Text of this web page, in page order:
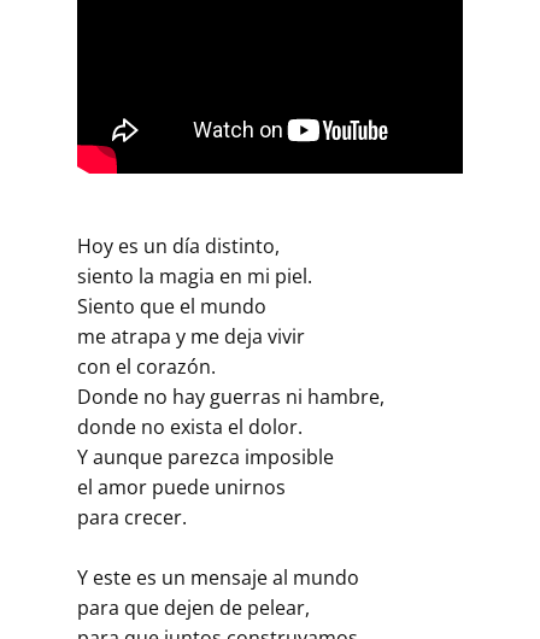
Hoy es un día distinto,
siento la magia en mi piel.
Siento que el mundo
me atrapa y me deja vivir
con el corazón.
Donde no hay guerras ni hambre,
donde no exista el dolor.
Y aunque parezca imposible
el amor puede unirnos
para crecer.
Y este es un mensaje al mundo
para que dejen de pelear,